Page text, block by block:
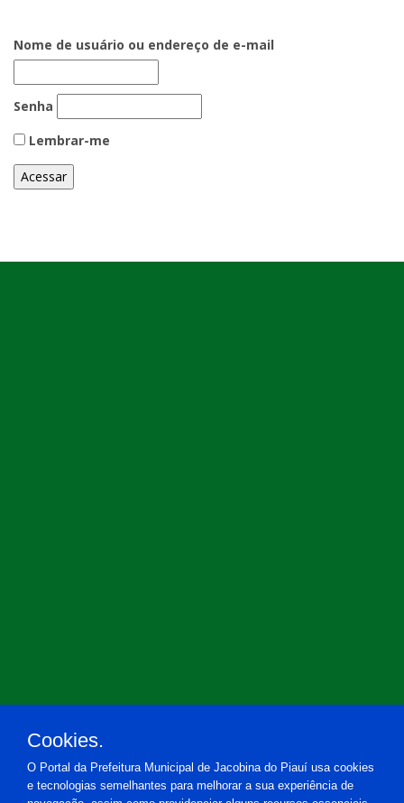
Nome de usuário ou endereço de e-mail
Senha
Lembrar-me
Cookies.
O Portal da Prefeitura Municipal de Jacobina do Piauí usa cookies
e tecnologias semelhantes para melhorar a sua experiência de